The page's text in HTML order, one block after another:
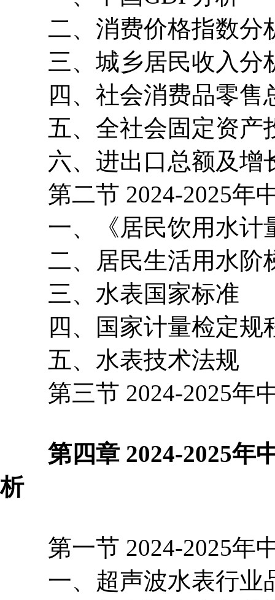
二、消费价格指数分
三、城乡居民收入分
四、社会消费品零售
五、全社会固定资产
六、进出口总额及增
第二节 2024-2025年
一、《居民饮用水计
二、居民生活用水阶
三、水表国家标准
四、国家计量检定规
五、水表技术法规
第三节 2024-2025年
第四章 2024-2025年
析
第一节 2024-2025年
一、超声波水表行业